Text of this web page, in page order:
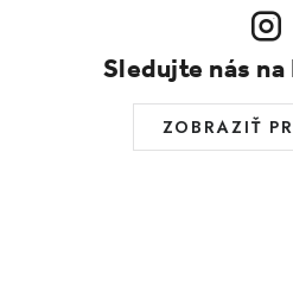
Sledujte nás
ZOBRAZIŤ